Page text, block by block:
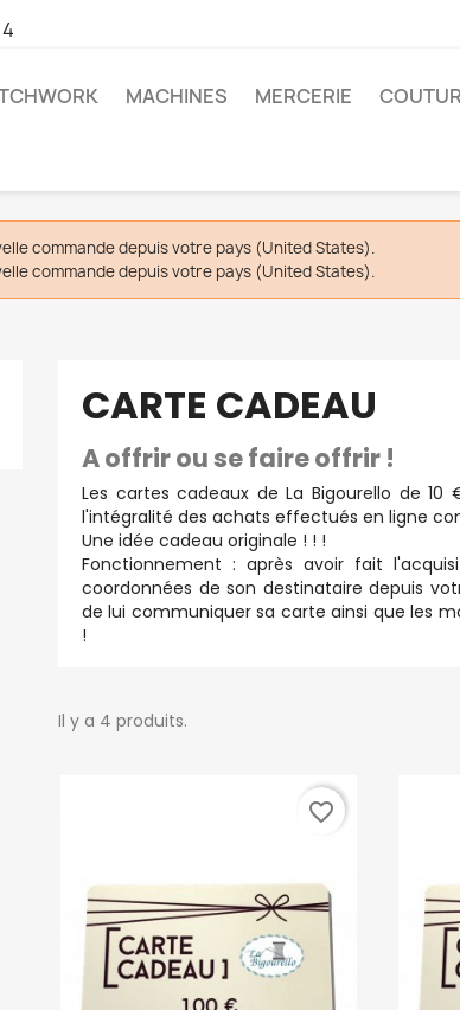
MACHINES MERCERIE
commande depuis votre pays (United States).
commande depuis votre pays (United States).
CARTE CADEAU
A offrir ou se faire offrir !
Les cartes cadeaux de La Bigourello de
l'intégralité des achats effectués en ligne
Une idée cadeau originale ! ! !
Fonctionnement : après avoir fait
coordonnées de son destinataire depuis
de lui communiquer sa carte ainsi que les
!
Il y a 4 produits.
favorite_border